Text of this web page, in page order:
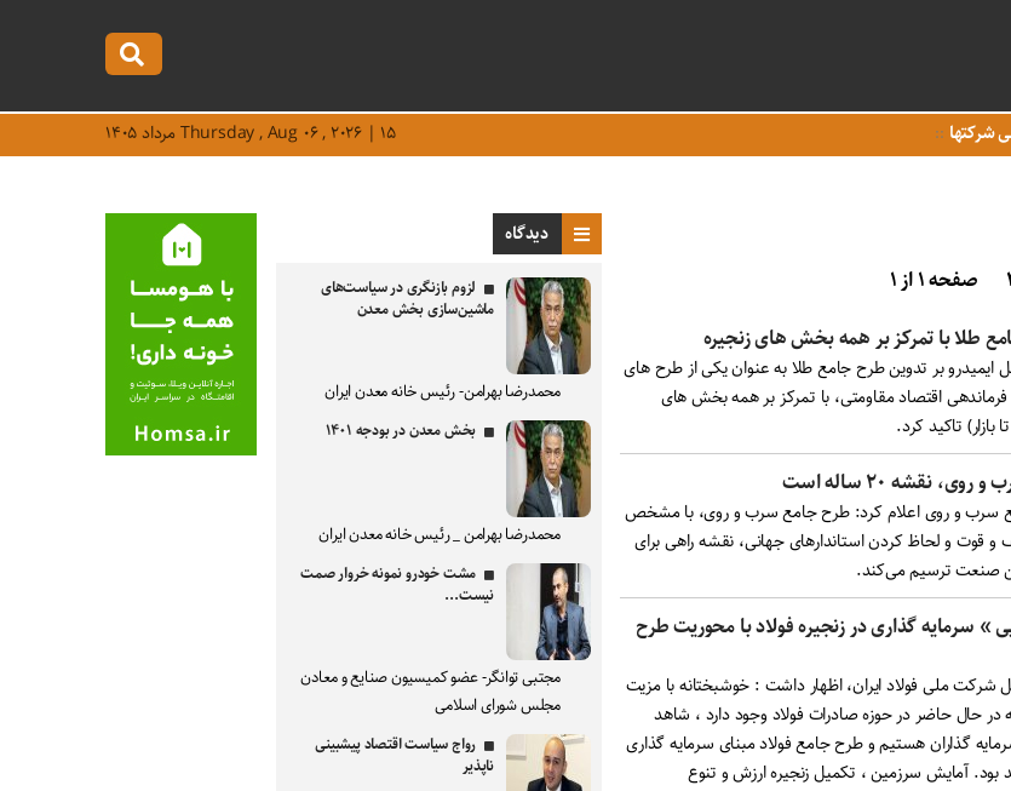
شرکتها Thursday , Aug ۰۶ , ۲۰۲۶ | ۱۵ مرداد ۱۴۰۵
صفحه ۱ از ۱
طلا با تمرکز بر همه بخش های زنجیره
بر تدوین طرح جامع طلا به عنوان یکی از طرح های
فرماندهی اقتصاد مقاومتی، با تمرکز بر همه بخش های
بازار) تاکید کرد.
نقشه ۲۰ ساله است
سرب و روی اعلام کرد: طرح جامع سرب و روی، با مشخص
قوت و لحاظ کردن استاندارهای جهانی، نقشه راهی برای
سرمایه گذاری در زنجیره فولاد با محوریت طرح
شرکت ملی فولاد ایران، اظهار داشت : خوشبختانه با مزیت
در حال حاضر در حوزه صادرات فولاد وجود دارد ، شاهد
گذاران هستیم و طرح جامع فولاد مبنای سرمایه گذاری
آمایش سرزمین ، تکمیل زنجیره ارزش و تنوع
دیدگاه
لزوم بازنگری در سیاست‌های
ماشین‌سازی بخش معدن
محمدرضا بهرامن- رئیس خانه معدن ایران
بخش معدن در بودجه ۱۴۰۱
محمدرضا بهرامن _ رئیس خانه معدن ایران
مشت خودرو نمونه خروار صمت
نیست...
مجتبی توانگر- عضو کمیسیون صنایع و معادن
مجلس شورای اسلامی
رواج سیاست اقتصاد پیشبینی
ناپذیر